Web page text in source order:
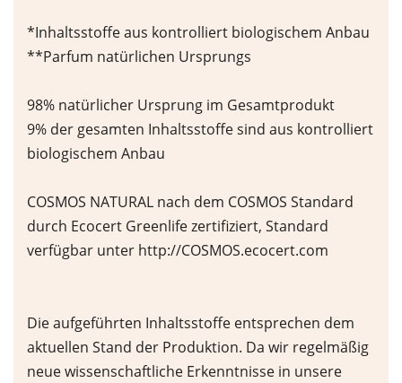
*Inhaltsstoffe aus kontrolliert biologischem Anbau
**Parfum natürlichen Ursprungs
98% natürlicher Ursprung im Gesamtprodukt
9% der gesamten Inhaltsstoffe sind aus kontrolliert
biologischem Anbau
COSMOS NATURAL nach dem COSMOS Standard
durch Ecocert Greenlife zertifiziert, Standard
verfügbar unter http://COSMOS.ecocert.com
Die aufgeführten Inhaltsstoffe entsprechen dem
aktuellen Stand der Produktion. Da wir regelmäßig
neue wissenschaftliche Erkenntnisse in unsere